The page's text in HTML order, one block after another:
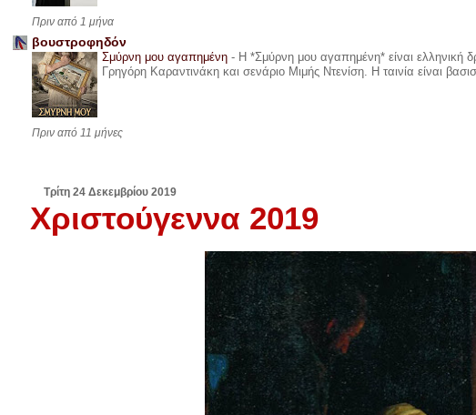
Πριν από 1 μήνα
βουστροφηδόν
Σμύρνη μου αγαπημένη - Η *Σμύρνη μου αγαπημένη* είναι ελληνική
Γρηγόρη Καραντινάκη και σενάριο Μιμής Ντενίση. Η ταινία είναι
Πριν από 11 μήνες
Τρίτη 24 Δεκεμβρίου 2019
Χριστούγεννα 2019